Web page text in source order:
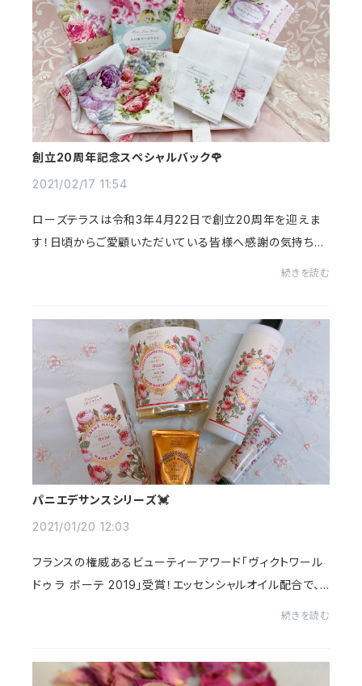
創立20周年記念スペシャルバック🌹
2021/02/17 11:54
ローズテラスは令和3年4月22日で創立20周年を迎えま
す！日頃からご愛顧いただいている皆様へ感謝の気持ちを
続きを読む
パニエデサンスシリーズ💓
2021/01/20 12:03
フランスの権威あるビューティーアワード「ヴィクトワール
ドゥ ラ ボーテ 2019」受賞！エッセンシャルオイル配合で、
続きを読む